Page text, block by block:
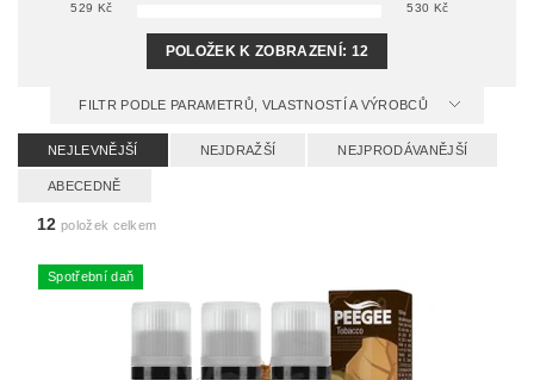
529 Kč 530 Kč
POLOŽEK K ZOBRAZENÍ: 12
FILTR PODLE PARAMETRŮ, VLASTNOSTÍ A VÝROBCŮ
NEJLEVNĚJŠÍ NEJDRAŽŠÍ NEJPRODÁVANĚJŠÍ
ABECEDNĚ
12 položek celkem
Spotřební daň